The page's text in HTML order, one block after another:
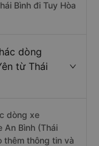
Bình đi Tuy Hòa
dòng
từ Thái
dòng xe
An Bình (Thái
thêm thông tin và